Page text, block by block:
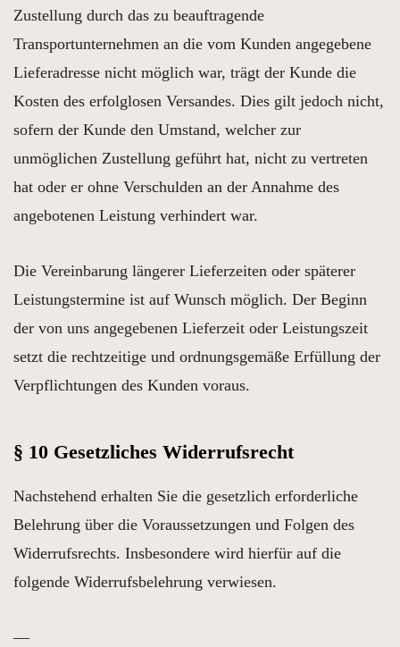
Zustellung durch das zu beauftragende
Transportunternehmen an die vom Kunden angegebene
Lieferadresse nicht möglich war, trägt der Kunde die
Kosten des erfolglosen Versandes. Dies gilt jedoch nicht,
sofern der Kunde den Umstand, welcher zur
unmöglichen Zustellung geführt hat, nicht zu vertreten
hat oder er ohne Verschulden an der Annahme des
angebotenen Leistung verhindert war.
Die Vereinbarung längerer Lieferzeiten oder späterer
Leistungstermine ist auf Wunsch möglich. Der Beginn
der von uns angegebenen Lieferzeit oder Leistungszeit
setzt die rechtzeitige und ordnungsgemäße Erfüllung der
Verpflichtungen des Kunden voraus.
§ 10 Gesetzliches Widerrufsrecht
Nachstehend erhalten Sie die gesetzlich erforderliche
Belehrung über die Voraussetzungen und Folgen des
Widerrufsrechts. Insbesondere wird hierfür auf die
folgende Widerrufsbelehrung verwiesen.
—